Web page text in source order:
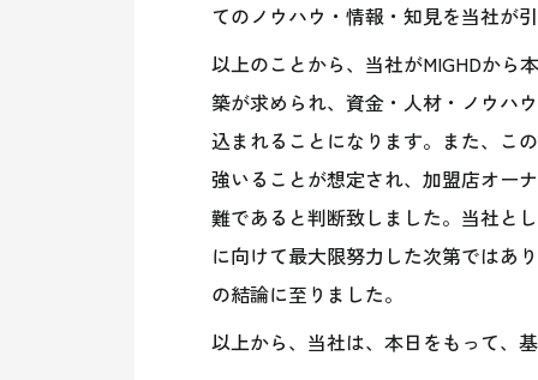
てのノウハウ・情報・知見を当社が
以上のことから、当社がMIGHDから
築が求められ、資金・人材・ノウハ
込まれることになります。また、こ
強いることが想定され、 加盟店オー
難であると判断致しました。当社と
に向けて最大限努力した次第ではあ
の結論に至りました。
以上から、当社は、本日をもって、